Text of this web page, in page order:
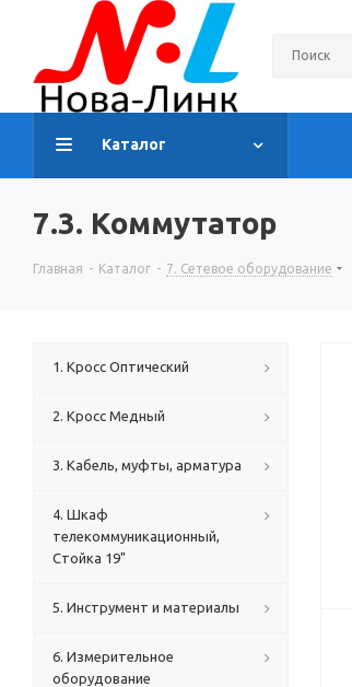
Каталог
7.3. Коммутатор
Главная - Каталог - 7. Сетевое оборудование
1. Кросс Оптический
2. Кросс Медный
3. Кабель, муфты, арматура
4. Шкаф
телекоммуникационный,
Стойка 19"
5. Инструмент и материалы
6. Измерительное
оборудование